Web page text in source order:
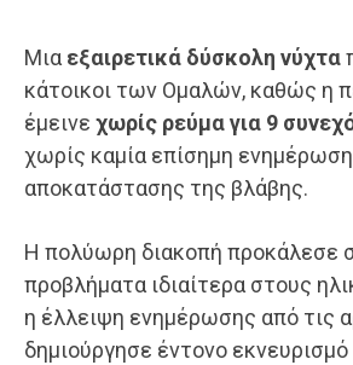
Μια εξαιρετικά δύσκολη νύχτα
κάτοικοι των Ομαλών, καθώς η
έμεινε χωρίς ρεύμα για 9
χωρίς καμία επίσημη
αποκατάστασης της βλάβης.
Η πολύωρη διακοπή προκάλεσε
προβλήματα ιδιαίτερα στους
η έλλειψη ενημέρωσης από τις
δημιούργησε έντονο εκνευρισμό